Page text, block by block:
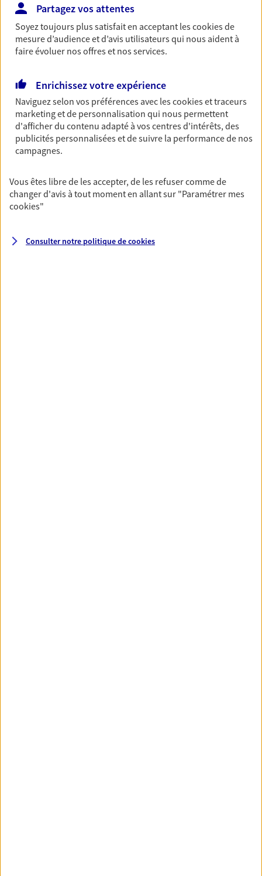
protéger votre activité, vos collaborateurs... mais aussi
vous-même et votre famille.
Accompagner vos projets de
Achat immobilier, installation, départ à la retraite…
Autant de moments de vie qui nécessitent des solutions
d'assurance et d'épargne. Recevez un conseil d'expert
cohérent avec vos besoins
épargne
De nombreuses solutions s'offrent à vous pour faire
objectifs ? Rien ne remplace les conseils d'un expert :
Partagez vos attentes
Soyez toujours plus satisfait en acceptant lescookiesde
mesure d’audience et d’avis utilisateurs qui nous aident à
faire évoluer nos offres et nos services.
Enrichissez votre expérience
Naviguez selon vos préférences avec lescookies et traceurs
marketing et de personnalisation qui nous permettent
d'afficher du contenu adapté à vos centres d'intérêts, des
publicités personnalisées et de suivre la performance de nos
campagnes.
Vous êtes libre de les accepter, de les refuser comme de
changer d'avis à tout moment en allant sur "Paramétrer mes
cookies"
Consulter notre politique decookies